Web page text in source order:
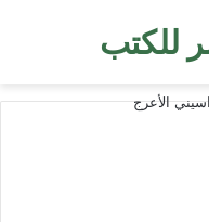
للكتب